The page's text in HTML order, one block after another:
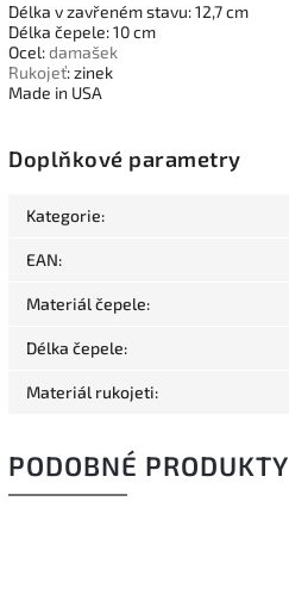
Délka v zavřeném stavu: 12,7 cm
Délka čepele: 10 cm
Ocel:damašek
Rukojeť: zinek
Made in USA
Doplňkové parametry
Kategorie:
EAN:
Materiál čepele:
Délka čepele:
Materiál rukojeti:
PODOBNÉ PRODUKTY